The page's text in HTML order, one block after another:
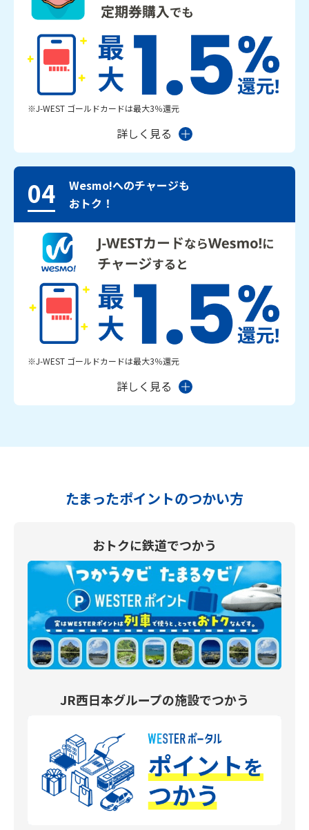
※J-WEST ゴールドカードは最大3％還元
詳しく見る
04
Wesmo!へのチャージも
おトク！
※J-WEST ゴールドカードは最大3％還元
詳しく見る
たまったポイントのつかい方
おトクに鉄道でつかう
JR西日本グループの施設でつかう